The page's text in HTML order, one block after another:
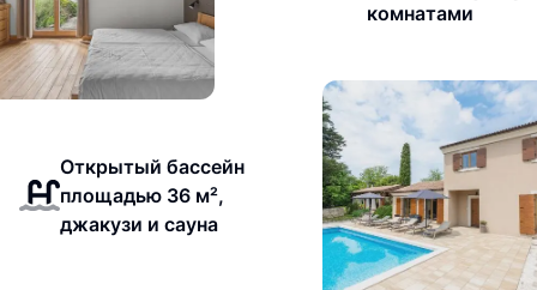
комнатами
Открытый бассейн
площадью 36 м²,
джакузи и сауна